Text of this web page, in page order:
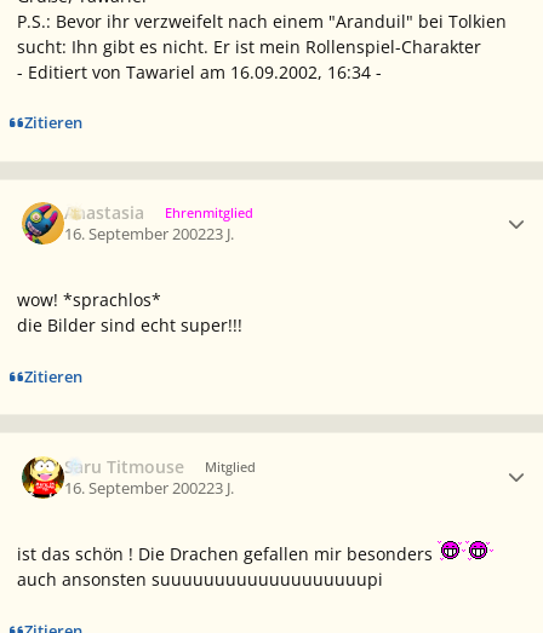
P.S.: Bevor ihr verzweifelt nach einem "Aranduil" bei Tolkien
sucht: Ihn gibt es nicht. Er ist mein Rollenspiel-Charakter
- Editiert von Tawariel am 16.09.2002, 16:34 -
Zitieren
Anastasia Ehrenmitglied
16. September 200223 J.
wow! *sprachlos*
die Bilder sind echt super!!!
Zitieren
Saru Titmouse Mitglied
16. September 200223 J.
ist das schön ! Die Drachen gefallen mir besonders
auch ansonsten suuuuuuuuuuuuuuuuuuupi